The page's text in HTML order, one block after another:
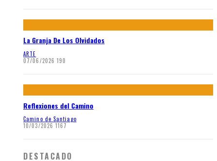
La Granja De Los Olvidados
ARTE
07/06/2026 190
Reflexiones del Camino
Camino de Santiago
10/03/2026 1167
DESTACADO